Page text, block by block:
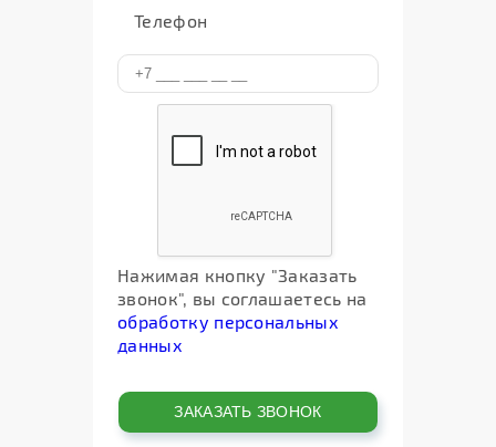
Телефон
Нажимая кнопку "Заказать
звонок", вы соглашаетесь на
обработку персональных
данных